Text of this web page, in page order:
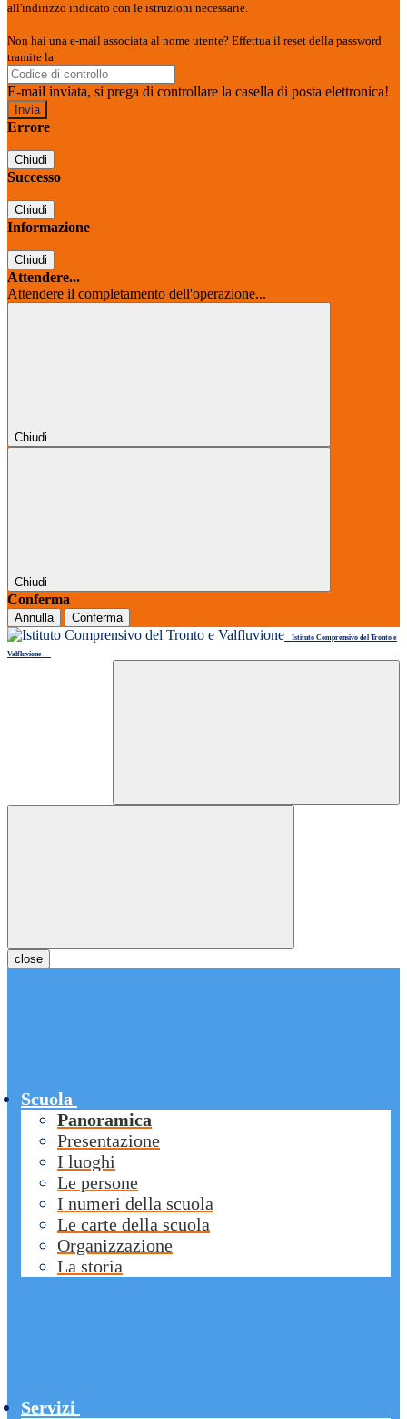
all'indirizzo indicato con le istruzioni necessarie.
Non hai una e-mail associata al nome utente? Effettua il reset della password
tramite la
E-mail inviata, si prega di controllare la casella di posta elettronica!
Errore
Chiudi
Successo
Chiudi
Informazione
Chiudi
Attendere...
Attendere il completamento dell'operazione...
Chiudi
Chiudi
Conferma
Annulla Conferma
Istituto Comprensivo del Tronto e
Valfluvione
close
Scuola
Panoramica
Presentazione
I luoghi
Le persone
I numeri della scuola
Le carte della scuola
Organizzazione
La storia
Servizi